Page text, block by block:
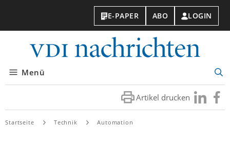
E-PAPER ABO LOGIN
Menü
Artikel drucken Besuchen
Sie
Sie
Startseite Technik Automation